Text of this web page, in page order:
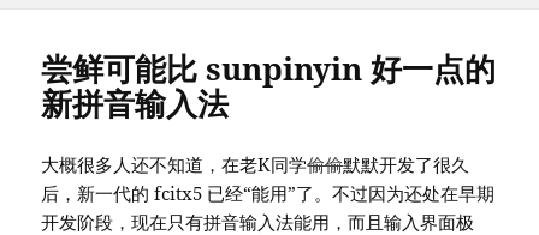
尝鲜可能比 sunpinyin 好一点的
新拼音输入法
大概很多人还不知道，在老K同学偷偷默默开发了很久
后，新一代的 fcitx5 已经“能用”了。不过因为还处在早期
开发阶段，现在只有拼音输入法能用，而且输入界面极